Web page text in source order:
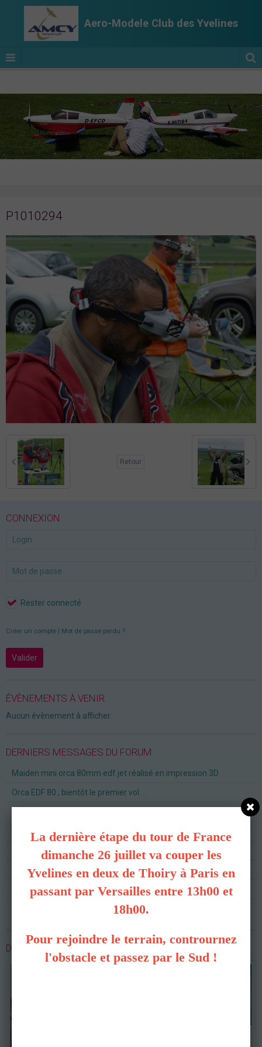
Aero-Modele Club des Yvelines
P1010294
Retour
CONNEXION
Rester connecté
Créer un compte | Mot de passe perdu ?
Valider
ÉVÈNEMENTS À VENIR
Aucun évènement à afficher.
DERNIERS MESSAGES DU FORUM
Maiden mini orca 80mm edf jet réalisé en impression 3D
Orca EDF 80 , bientôt le premier vol....
Terrain et groupe TONTE
Vente de modèles électriques en parfait état et équipés
Hélico école arrivé !
Retrousse manches rénovation piste 2024
DERNIÈRES PHOTOS
La dernière étape du tour de France
dimanche 26 juillet va couper les
Yvelines en deux de Thoiry à Paris en
passant par Versailles entre 13h00 et
18h00.
Pour rejoindre le terrain, contrournez
l'obstacle et passez par le Sud !